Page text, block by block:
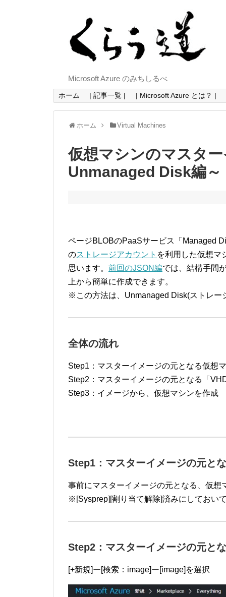
Microsoft Azure のみちしるべ
ホーム | 記事一覧 | | Microsoft Azure とは？ |
ホーム Virtual Machines
仮想マシンのマスタ
Unmanaged Disk編～
ページBLOBのPaaSサービス「Managed
のストレージアカウント を利用した仮想マ
思います。 前回のJSON編では、結構手間
上から簡単に作成できます。
※この方法は、Unmanaged Disk(ストレー
全体の流れ
Step1：マスターイメージの元となる仮
Step2：マスターイメージの元となる「
Step3：イメージから、仮想マシンを作成
Step1：マスターイメージの元と
事前にマスターイメージの元となる、仮
※[Sysprep][割り当て解除]済みにしておい
Step2：マスターイメージの元と
[+新規]ー[検索：image]ー[image]を選択